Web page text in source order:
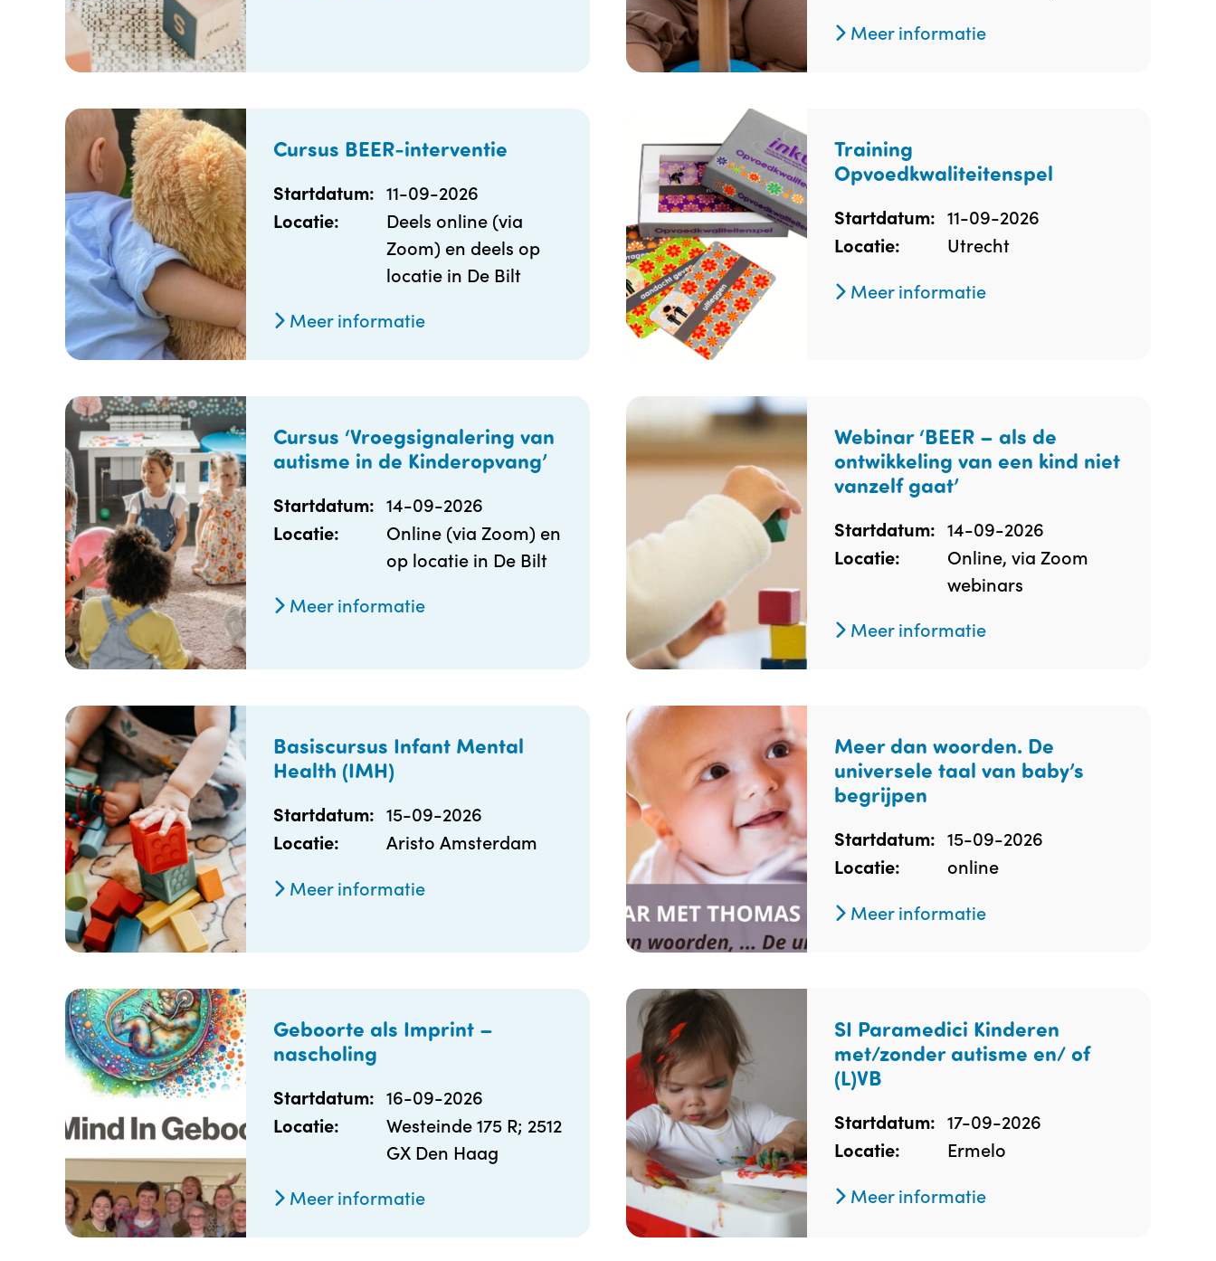
Meer informatie
Cursus BEER-interventie
Startdatum: 11-09-2026
Locatie:
Deels online (via
Zoom) en deels op
locatie in De Bilt
Meer informatie
Training
Opvoedkwaliteitenspel
Startdatum: 11-09-2026
Locatie:
Utrecht
Meer informatie
Cursus ‘Vroegsignalering van
autisme in de Kinderopvang’
Startdatum: 14-09-2026
Locatie:
Online (via Zoom) en
op locatie in De Bilt
Meer informatie
Webinar ‘BEER – als de
ontwikkeling van een kind niet
vanzelf gaat’
Startdatum: 14-09-2026
Locatie:
Online, via Zoom
webinars
Meer informatie
Basiscursus Infant Mental
Health (IMH)
Startdatum: 15-09-2026
Locatie:
Aristo Amsterdam
Meer informatie
Meer dan woorden. De
universele taal van baby’s
begrijpen
Startdatum: 15-09-2026
Locatie:
online
Meer informatie
Geboorte als Imprint –
nascholing
Startdatum: 16-09-2026
Locatie:
Westeinde 175 R; 2512
GX Den Haag
Meer informatie
SI Paramedici Kinderen
met/zonder autisme en/ of
(L)VB
Startdatum: 17-09-2026
Locatie:
Ermelo
Meer informatie